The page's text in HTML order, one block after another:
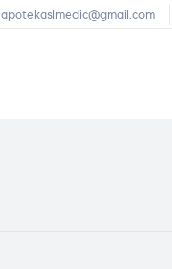
apotekaslmedic@gmail.com